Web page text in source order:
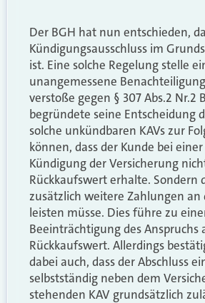
Der BGH hat nun entschieden,
Kündigungsausschluss im
ist. Eine solche Regelung stelle
unangemessene
verstoße gegen § 307 Abs.2 Nr.2
begründete seine Entscheidung
solche unkündbaren KAVs zur
können, dass der Kunde bei
Kündigung der Versicherung
Rückkaufswert erhalte. Sondern
zusätzlich weitere Zahlungen an
leisten müsse. Dies führe zu
Beeinträchtigung des Anspruchs
Rückkaufswert. Allerdings
dabei auch, dass der Abschluss
selbstständig neben dem
stehenden KAV grundsätzlich